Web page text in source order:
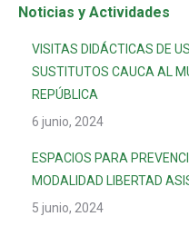
Noticias y Actividades
VISITAS DIDÁCTICAS DE
SUSTITUTOS CAUCA AL
REPÚBLICA
6 junio, 2024
ESPACIOS PARA
MODALIDAD LIBERTAD
5 junio, 2024